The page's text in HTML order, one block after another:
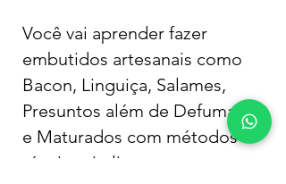
Você vai aprender fazer
embutidos artesanais como
Bacon, Linguiça, Salames,
Presuntos além de Defumados
e Maturados com métodos e
técnicas italianas.